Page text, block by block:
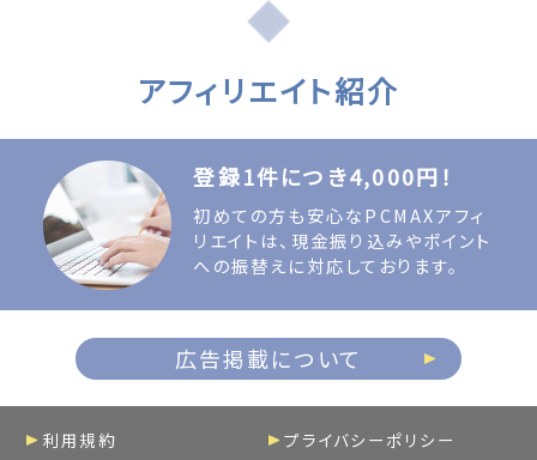
アフィリエイト紹介
登録1件につき4,000円！
初めての方も安心なPCMAXアフィ
リエイトは、現金振り込みやポイント
への振替えに対応しております。
広告掲載について
利用規約
プライバシーポリシー